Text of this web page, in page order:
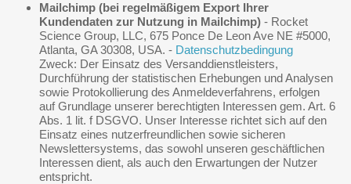
Mailchimp (bei regelmäßigem Export Ihrer
Kundendaten zur Nutzung in Mailchimp) - Rocket
Science Group, LLC, 675 Ponce De Leon Ave NE #5000,
Atlanta, GA 30308, USA. - Datenschutzbedingung
Zweck: Der Einsatz des Versanddienstleisters,
Durchführung der statistischen Erhebungen und Analysen
sowie Protokollierung des Anmeldeverfahrens, erfolgen
auf Grundlage unserer berechtigten Interessen gem. Art. 6
Abs. 1 lit. f DSGVO. Unser Interesse richtet sich auf den
Einsatz eines nutzerfreundlichen sowie sicheren
Newslettersystems, das sowohl unseren geschäftlichen
Interessen dient, als auch den Erwartungen der Nutzer
entspricht.